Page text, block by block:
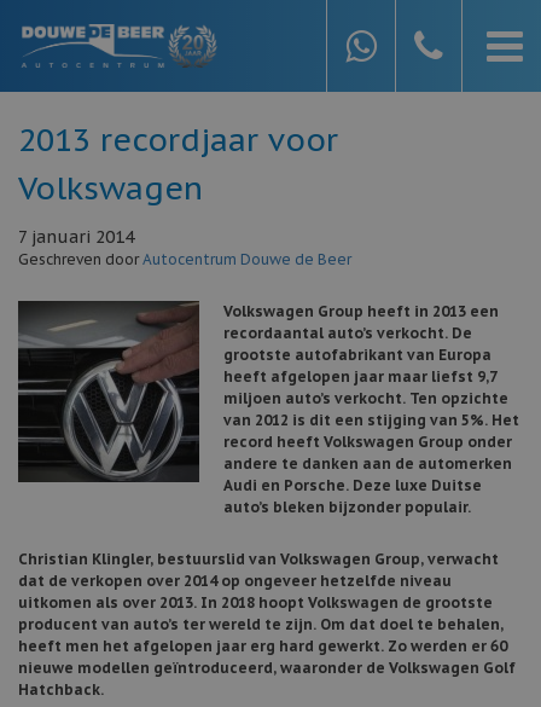
2013 recordjaar voor
Volkswagen
7 januari 2014
Geschreven doorAutocentrum Douwe de Beer
Volkswagen Group heeft in 2013 een
recordaantal auto’s verkocht. De
grootste autofabrikant van Europa
heeft afgelopen jaar maar liefst 9,7
miljoen auto’s verkocht. Ten opzichte
van 2012 is dit een stijging van 5%. Het
record heeft Volkswagen Group onder
andere te danken aan de automerken
Audi en Porsche. Deze luxe Duitse
auto’s bleken bijzonder populair.
Christian Klingler, bestuurslid van Volkswagen Group, verwacht
dat de verkopen over 2014 op ongeveer hetzelfde niveau
uitkomen als over 2013. In 2018 hoopt Volkswagen de grootste
producent van auto’s ter wereld te zijn. Om dat doel te behalen,
heeft men het afgelopen jaar erg hard gewerkt. Zo werden er 60
nieuwe modellen geïntroduceerd, waaronder de Volkswagen Golf
Hatchback.